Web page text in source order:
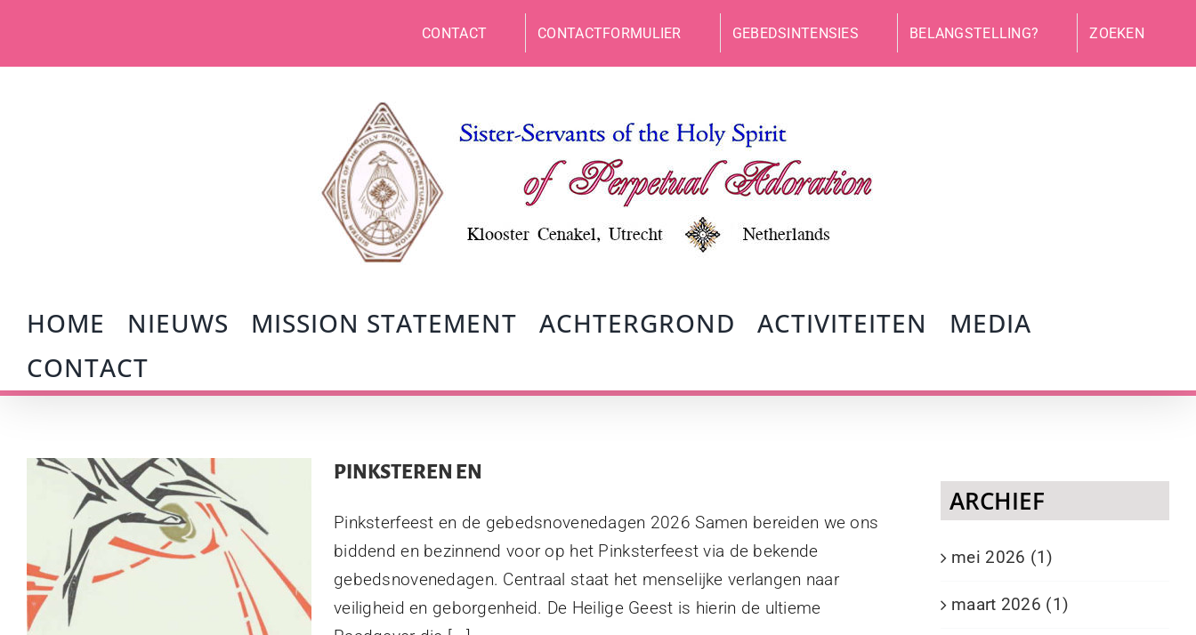
inhoud
CONTACT CONTACTFORMULIER GEBEDSINTENSIES BELANGSTELLING? ZOEKEN
HOME NIEUWS MISSION STATEMENT ACHTERGROND ACTIVITEITEN
MEDIA
CONTACT
PINKSTEREN EN
Pinksterfeest en de gebedsnovenedagen 2026 Samen bereiden we ons
biddend en bezinnend voor op het Pinksterfeest via de bekende
gebedsnovenedagen. Centraal staat het menselijke verlangen naar
veiligheid en geborgenheid. De Heilige Geest is hierin de ultieme
ARCHIEF
mei 2026 (1)
maart 2026 (1)